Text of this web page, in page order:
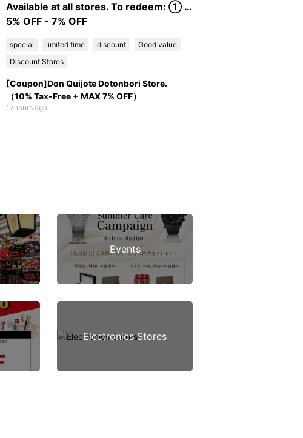
Available at all stores. To redeem: ① Scan the QR code, then tap the English tab; ② Tap the Discount Coupon image; ③ Show the barcode displayed to apply the discount. Tax-Free + Discount Coupon Conditions ・For purchases of 10,000 JPY (excl. tax) or more: Get 10% tax-free PLUS a 5% discount. ・For purchases of 30,000 JPY (excl. tax) or more: Get 10% tax-free PLUS a 7% discount.
5% OFF - 7% OFF
special limited time discount
Good value
Discount Stores
[Coupon]Don Quijote Dotonbori Store.
（10% Tax-Free + MAX 7% OFF）
17hours ago
Events
Electronics Stores